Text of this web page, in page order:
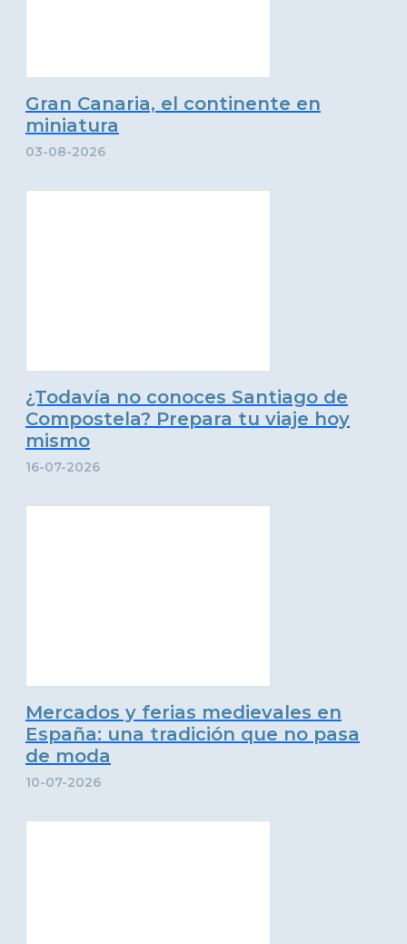
Gran Canaria, el continente en
miniatura
03-08-2026
¿Todavía no conoces Santiago de
Compostela? Prepara tu viaje hoy
mismo
16-07-2026
Mercados y ferias medievales en
España: una tradición que no pasa
de moda
10-07-2026